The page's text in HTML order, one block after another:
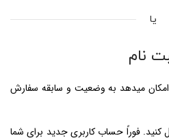
یا
نام
میدهد به وضعیت و سابقه سفارش
کنید. فوراً حساب کاربری جدید برای شما